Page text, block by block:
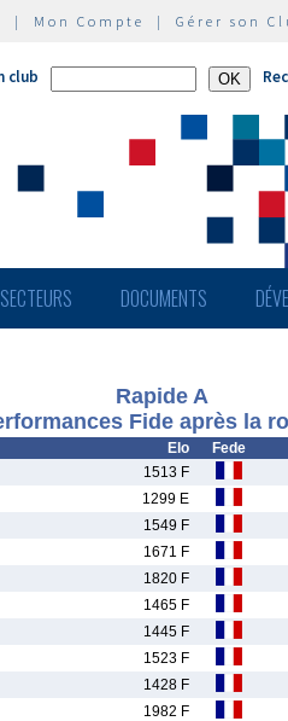
| Mon Compte | Gérer son
club
SECTEURS DOCUMENTS
Rapide A
Fide après la
Elo Fede
1513 F
1299 E
1549 F
1671 F
1820 F
1465 F
1445 F
1523 F
1428 F
1982 F